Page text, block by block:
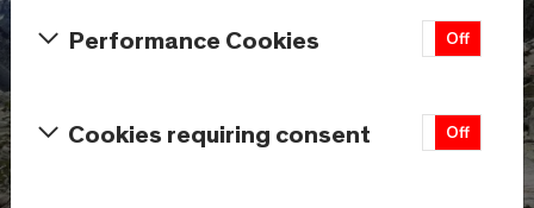
Performance Cookies Off
Cookies requiring consent Off